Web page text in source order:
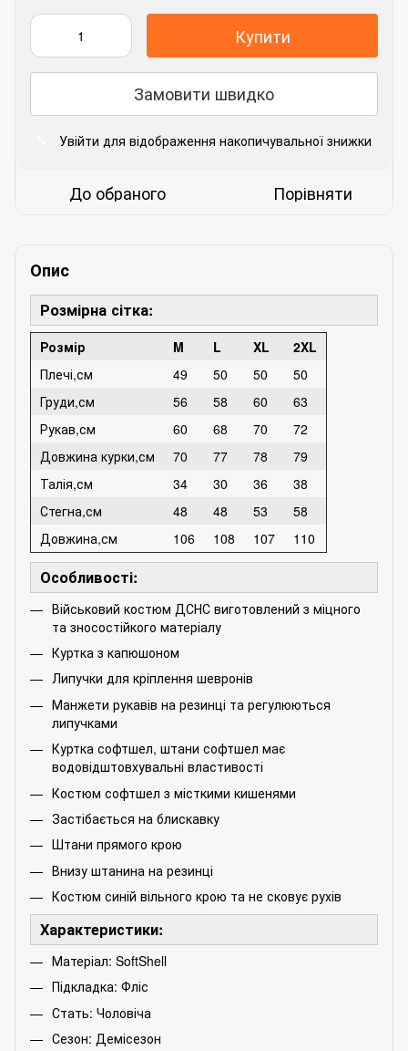
Купити
Замовити швидко
Увійти для відображення накопичувальної знижки
До обраного Порівняти
Опис
Розмірна сітка:
Розмір M L XL
2XL
Плечі,см
49 50 50
50
Груди,см
56 58 60
63
Рукав,см
60 68 70
72
Довжина курки,см
70 77 78
79
Талія,см
34 30 36
38
Стегна,см
48 48 53
58
Довжина,см
106 108 107 110
Особливості:
Військовий костюм ДСНС виготовлений з міцного
та зносостійкого матеріалу
Куртка з капюшоном
Липучки для кріплення шевронів
Манжети рукавів на резинці та регулюються
липучками
Куртка софтшел, штани софтшел має
водовідштовхувальні властивості
Костюм софтшел з місткими кишенями
Застібається на блискавку
Штани прямого крою
Внизу штанина на резинці
Костюм синій вільного крою та не сковує рухів
Характеристики:
Матеріал: SoftShell
Підкладка: Фліс
Стать: Чоловіча
Сезон: Демісезон